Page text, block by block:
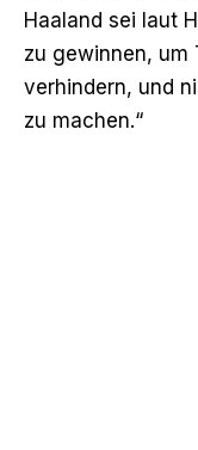
Haaland sei laut
zu gewinnen, um
verhindern, und
zu machen.“